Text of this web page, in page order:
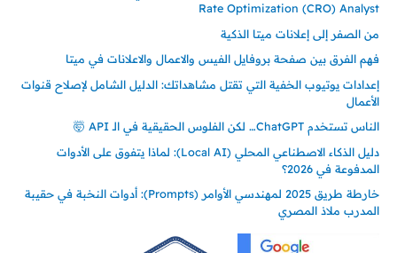
Rate Optimization (CRO) Analyst
من الصفر إلى إعلانات ميتا الذكية
فهم الفرق بين صفحة بروفايل الفيس والاعمال والاعلانات في ميتا
إعدادات يوتيوب الخفية التي تقتل مشاهداتك: الدليل الشامل لإصلاح قنوات
الأعمال
الناس تستخدم ChatGPT… لكن الفلوس الحقيقية في الـ API 🤯
دليل الذكاء الاصطناعي المحلي (Local AI): لماذا يتفوق على الأدوات
المدفوعة في 2026؟
خارطة طريق 2025 لمهندسي الأوامر (Prompts): أدوات النخبة في حقيبة
المدرب ملاذ المصري